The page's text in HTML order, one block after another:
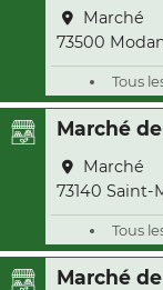
Marché
73500
Tous
Marché
Marché
73140
Tous
Marché